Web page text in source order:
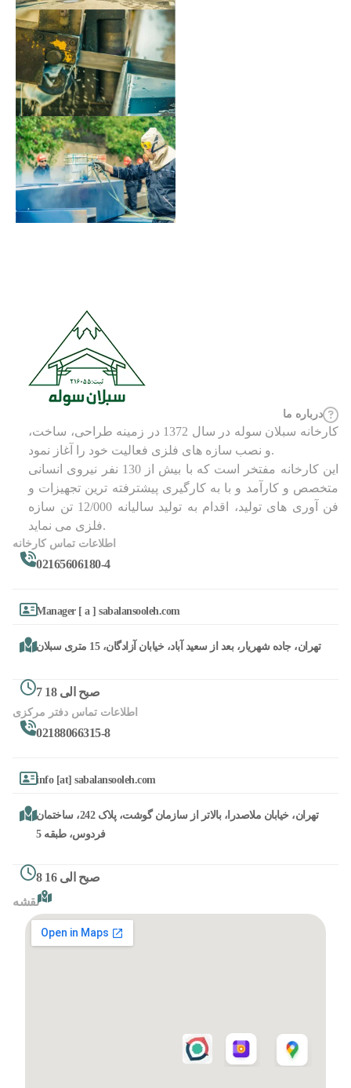
درباره ما
کارخانه سبلان سوله در سال 1372 در زمینه طراحی، ساخت،
و نصب سازه های فلزی فعالیت خود را آغاز نمود.
این کارخانه مفتخر است که با بیش از 130 نفر نیروی انسانی
متخصص و کارآمد و با به کارگیری پیشترفته ترین تجهیزات و
فن آوری های تولید، اقدام به تولید سالیانه 12/000 تن سازه
فلزی می نماید.
اطلاعات تماس کارخانه
02165606180-4
Manager [ a ] sabalansooleh.com
تهران، جاده شهریار، بعد از سعید آباد، خیابان آزادگان، 15 متری سبلان
7 صبح الی 18
اطلاعات تماس دفتر مرکزی
02188066315-8
info [at] sabalansooleh.com
تهران، خیابان ملاصدرا، بالاتر از سازمان گوشت، پلاک 242، ساختمان
فردوس، طبقه 5
8 صبح الی 16
نقشه